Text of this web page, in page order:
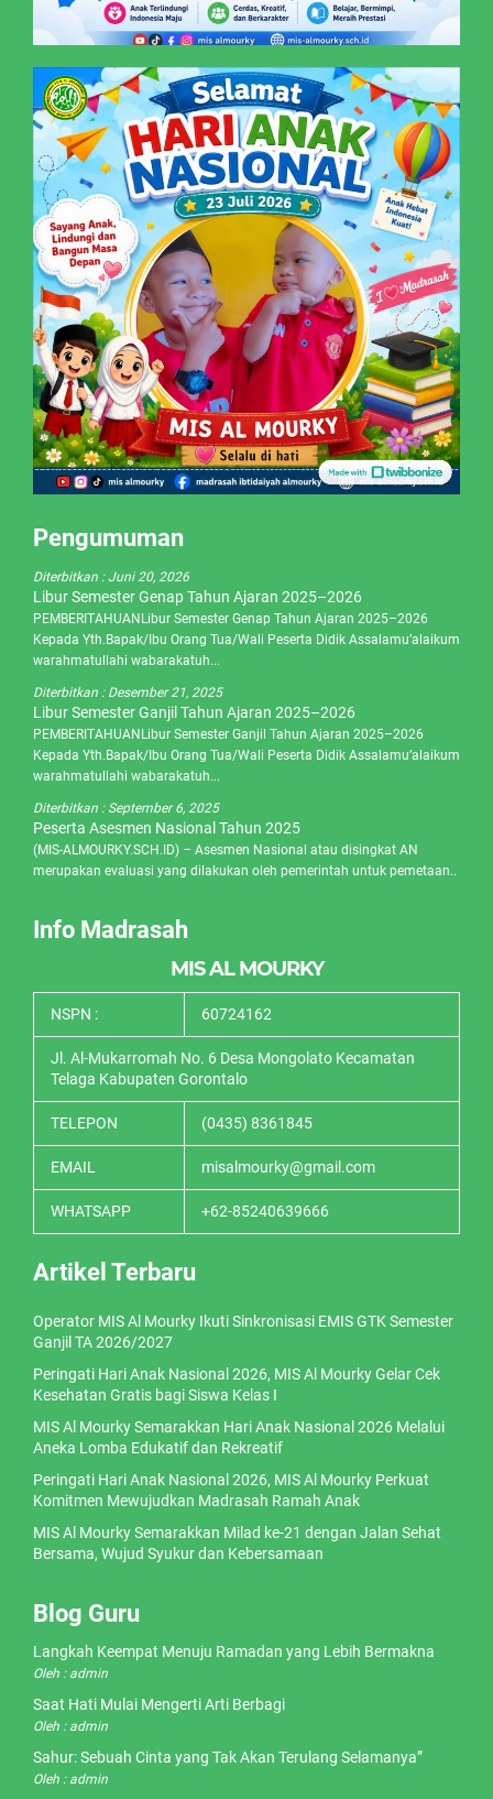
Pengumuman
Diterbitkan :Juni 20, 2026
Libur Semester Genap Tahun Ajaran 2025–2026
PEMBERITAHUANLibur Semester Genap Tahun Ajaran 2025–2026
Kepada Yth.Bapak/Ibu Orang Tua/Wali Peserta Didik Assalamu’alaikum
warahmatullahi wabarakatuh...
Diterbitkan : Desember 21, 2025
Libur Semester Ganjil Tahun Ajaran 2025–2026
PEMBERITAHUANLibur Semester Ganjil Tahun Ajaran 2025–2026
Kepada Yth.Bapak/Ibu Orang Tua/Wali Peserta Didik Assalamu’alaikum
warahmatullahi wabarakatuh...
Diterbitkan : September 6, 2025
Peserta Asesmen Nasional Tahun 2025
(MIS-ALMOURKY.SCH.ID) – Asesmen Nasional atau disingkat AN
merupakan evaluasi yang dilakukan oleh pemerintah untuk pemetaan..
Info Madrasah
MIS AL MOURKY
NSPN : 60724162
Jl. Al-Mukarromah No. 6 Desa Mongolato Kecamatan
Telaga Kabupaten Gorontalo
TELEPON (0435) 8361845
EMAIL misalmourky@gmail.com
WHATSAPP +62-85240639666
Artikel Terbaru
Operator MIS Al Mourky Ikuti Sinkronisasi EMIS GTK Semester
Ganjil TA 2026/2027
Peringati Hari Anak Nasional 2026, MIS Al Mourky Gelar Cek
Kesehatan Gratis bagi Siswa Kelas I
MIS Al Mourky Semarakkan Hari Anak Nasional 2026 Melalui
Aneka Lomba Edukatif dan Rekreatif
Peringati Hari Anak Nasional 2026, MIS Al Mourky Perkuat
Komitmen Mewujudkan Madrasah Ramah Anak
MIS Al Mourky Semarakkan Milad ke-21 dengan Jalan Sehat
Bersama, Wujud Syukur dan Kebersamaan
Blog Guru
Langkah Keempat Menuju Ramadan yang Lebih Bermakna
Oleh : admin
Saat Hati Mulai Mengerti Arti Berbagi
Oleh : admin
Sahur: Sebuah Cinta yang Tak Akan Terulang Selamanya”
Oleh : admin